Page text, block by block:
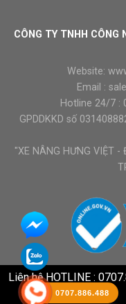
CÔNG TY TNHH CÔNG
Website:
Email :
Hotline 24/7 :
GPDDKKD số
"XE NÂNG HƯNG VIỆT -
Liên hệ HOTLINE :
0707.886.488